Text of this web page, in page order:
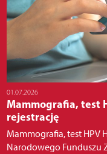
01.07.2026
Mammografia, test
rejestrację
Mammografia, test HPV
Narodowego Funduszu